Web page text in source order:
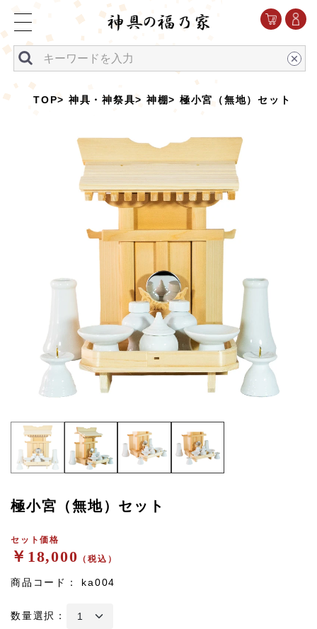
TOP 神具・神祭具 神棚 極小宮（無地）セット
極小宮（無地）セット
セット価格
￥18,000 （税込）
商品コード： ka004
数量選択：